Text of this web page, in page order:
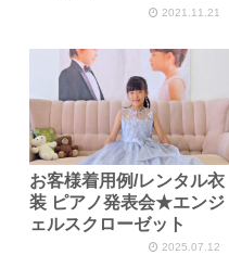
2021.11.21
お客様着用例/レンタル衣
装 ピアノ発表会★エンジ
ェルスクローゼット
2025.07.12